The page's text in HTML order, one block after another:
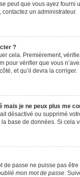
peut que vous ayez
contactez un administrateur.
?
cela. Premièrement,
pour vérifier que vous
et qu’il devra la corriger.
je ne peux plus me
ait désactivé ou supprimé
base de données. Si cela
de passe ne puisse pas
mon mot de passe.